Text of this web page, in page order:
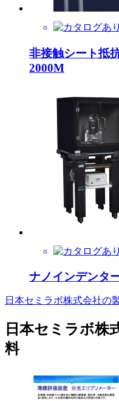
非接触シート抵
2000M
ナノインデンタ
日本セミラボ株式会社の
日本セミラボ株
料